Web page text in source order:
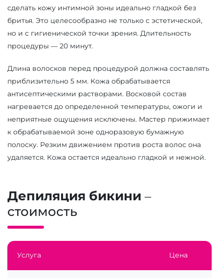
сделать кожу интимной зоны идеально гладкой без
бритья. Это целесообразно не только с эстетической,
но и с гигиенической точки зрения. Длительность
процедуры — 20 минут.
Длина волосков перед процедурой должна составлять
приблизительно 5 мм. Кожа обрабатывается
антисептическими растворами. Восковой состав
нагревается до определенной температуры, ожоги и
неприятные ощущения исключены. Мастер прижимает
к обрабатываемой зоне одноразовую бумажную
полоску. Резким движением против роста волос она
удаляется. Кожа остается идеально гладкой и нежной.
Депиляция бикини –
стоимость
Услуга Цена